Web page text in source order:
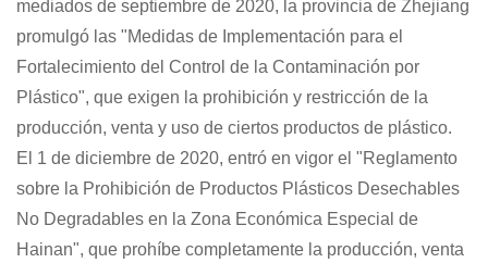
mediados de septiembre de 2020, la provincia de Zhejiang
promulgó las "Medidas de Implementación para el
Fortalecimiento del Control de la Contaminación por
Plástico", que exigen la prohibición y restricción de la
producción, venta y uso de ciertos productos de plástico.
El 1 de diciembre de 2020, entró en vigor el "Reglamento
sobre la Prohibición de Productos Plásticos Desechables
No Degradables en la Zona Económica Especial de
Hainan", que prohíbe completamente la producción, venta